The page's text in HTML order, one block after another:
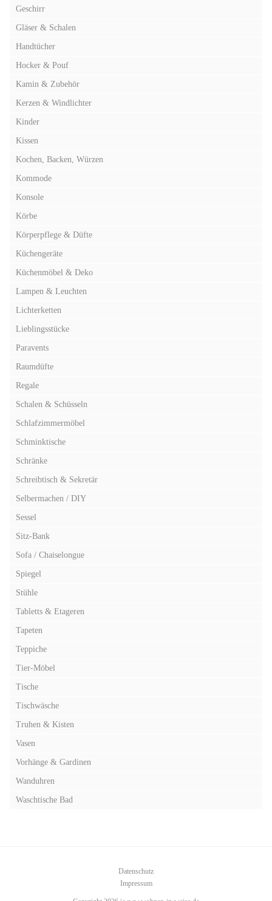
Geschirr
Gläser & Schalen
Handtücher
Hocker & Pouf
Kamin & Zubehör
Kerzen & Windlichter
Kinder
Kissen
Kochen, Backen, Würzen
Kommode
Konsole
Körbe
Körperpflege & Düfte
Küchengeräte
Küchenmöbel & Deko
Lampen & Leuchten
Lichterketten
Lieblingsstücke
Paravents
Raumdüfte
Regale
Schalen & Schüsseln
Schlafzimmermöbel
Schminktische
Schränke
Schreibtisch & Sekretär
Selbermachen / DIY
Sessel
Sitz-Bank
Sofa / Chaiselongue
Spiegel
Stühle
Tabletts & Etageren
Tapeten
Teppiche
Tier-Möbel
Tische
Tischwäsche
Truhen & Kisten
Vasen
Vorhänge & Gardinen
Wanduhren
Waschtische Bad
Datenschutz
Impressum